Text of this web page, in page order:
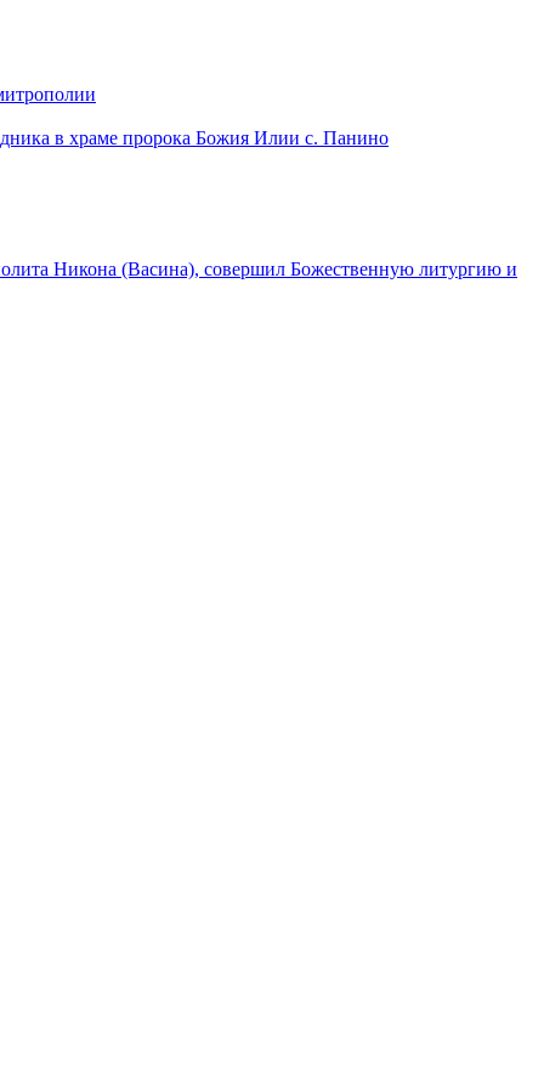
в храме пророка Божия Илии с. Панино
Никона (Васина), совершил Божественную литургию и